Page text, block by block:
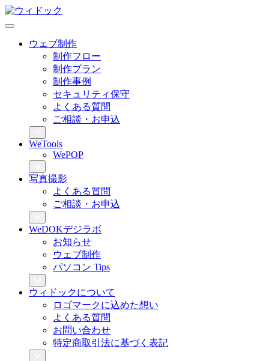
ウェブ制作
制作フロー
制作プラン
制作事例
セキュリティ保守
よくある質問
ご相談・お申込
WeTools
WePOP
写真撮影
よくある質問
ご相談・お申込
WeDOKデジラボ
お知らせ
ウェブ制作
パソコン Tips
ウィドックについて
ロゴマークに込めた想い
よくある質問
お問い合わせ
特定商取引法に基づく表記